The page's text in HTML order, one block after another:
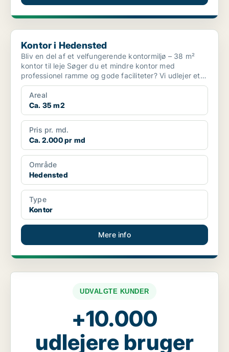
Kontor i Hedensted
Kontor i Hedensted
Bliv en del af et velfungerende kontormiljø – 38 m²
kontor til leje Søger du et mindre kontor med
professionel ramme og gode faciliteter? Vi udlejer et
38 m...
Areal
Ca. 35 m2
Pris pr. md.
Ca. 2.000 pr md
Område
Hedensted
Type
Kontor
Mere info
UDVALGTE KUNDER
+10.000
udlejere bruger